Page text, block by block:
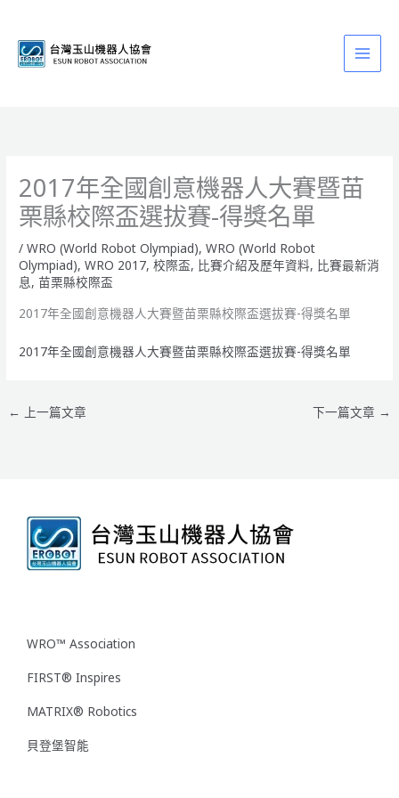
2017年全國創意機器人大賽暨苗
栗縣校際盃選拔賽-得獎名單
/WRO (World Robot Olympiad),WRO (World Robot
Olympiad),WRO 2017,校際盃, 比賽介紹及歷年資料, 比賽最新消
息,苗栗縣校際盃
2017年全國創意機器人大賽暨苗栗縣校際盃選拔賽-得獎名單
2017年全國創意機器人大賽暨苗栗縣校際盃選拔賽-得獎名單
← 上一篇文章 下一篇文章 →
WRO™ Association
FIRST® Inspires
MATRIX® Robotics
貝登堡智能